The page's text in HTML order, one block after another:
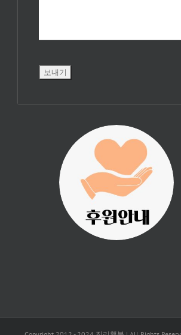
진리횃불 사역은
여러분의 후원으
로 이루어집니다.